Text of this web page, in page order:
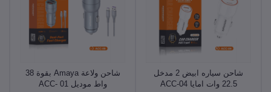
شاحن سياره ابيض 2 مدخل
22.5 وات امايا ACC-04
شاحن ولاعة Amaya بقوة 38
واط موديل ACC- 01